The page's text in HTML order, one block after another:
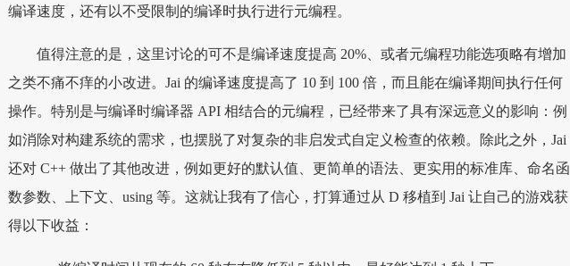
编译速度，还有以不受限制的编译时执行进行元编程。
值得注意的是，这里讨论的可不是编译速度提高 20%、或者元编程功能选项略有增加
之类不痛不痒的小改进。Jai 的编译速度提高了 10 到 100 倍，而且能在编译期间执行任何
操作。特别是与编译时编译器 API 相结合的元编程，已经带来了具有深远意义的影响：例
如消除对构建系统的需求，也摆脱了对复杂的非启发式自定义检查的依赖。除此之外，Jai
还对 C++ 做出了其他改进，例如更好的默认值、更简单的语法、更实用的标准库、命名函
数参数、上下文、using 等。这就让我有了信心，打算通过从 D 移植到 Jai 让自己的游戏获
得以下收益：